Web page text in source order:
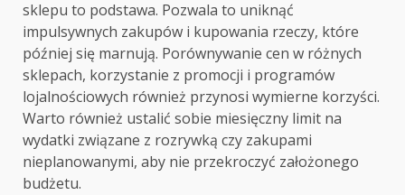
sklepu to podstawa. Pozwala to uniknąć
impulsywnych zakupów i kupowania rzeczy, które
później się marnują. Porównywanie cen w różnych
sklepach, korzystanie z promocji i programów
lojalnościowych również przynosi wymierne korzyści.
Warto również ustalić sobie miesięczny limit na
wydatki związane z rozrywką czy zakupami
nieplanowanymi, aby nie przekroczyć założonego
budżetu.